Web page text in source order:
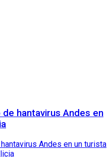
hantavirus Andes en